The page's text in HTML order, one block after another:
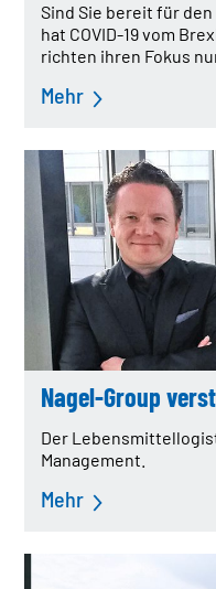
Policy
Compliance
TrendRadar
IT Leistungen
QUALITÄT
Zertifikate
REAL ESTATE
NACHHALTIGKEIT
ENGAGEMENT
Sind Sie bereit für
hat COVID-19 vom
richten ihren Fokus
Mehr
Nagel-Group
Der
Management.
Mehr